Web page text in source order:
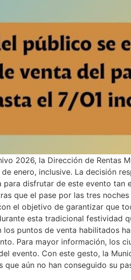
2026, la Dirección de Rentas
enero, inclusive. La decisión
disfrutar de este evento
que el pase por las tres
el objetivo de garantizar que
esta tradicional festividad
puntos de venta habilitados
Para mayor información, los
evento. Con este gesto, la
aún no han conseguido su